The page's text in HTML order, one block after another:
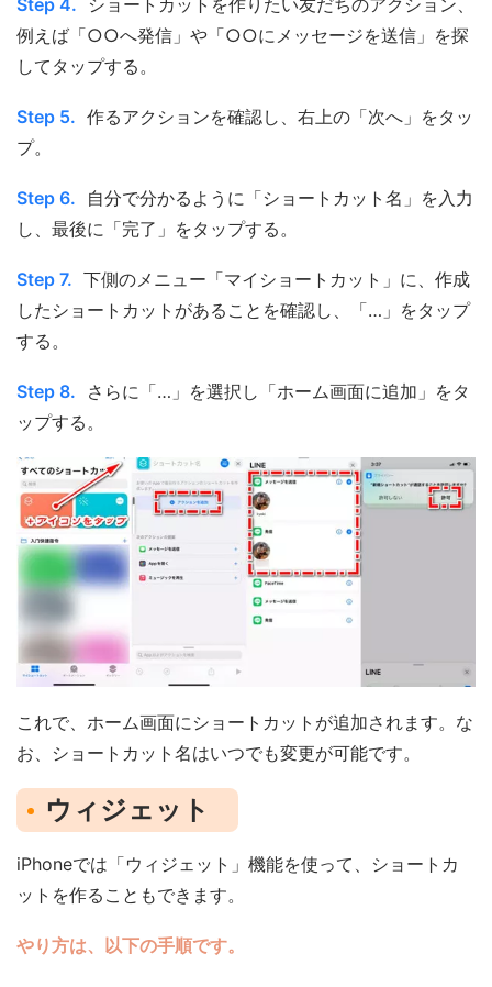
Step 4.
ショートカットを作りたい友だちのアクション、
例えば「○○へ発信」や「○○にメッセージを送信」を探
してタップする。
Step 5. 作るアクションを確認し、右上の「次へ」をタッ
プ。
Step 6.
自分で分かるように「ショートカット名」を入力
し、最後に「完了」をタップする。
Step 7. 下側のメニュー「マイショートカット」に、作成
したショートカットがあることを確認し、「…」をタップ
する。
Step 8.
さらに「…」を選択し「ホーム画面に追加」をタ
ップする。
これで、ホーム画面にショートカットが追加されます。な
お、ショートカット名はいつでも変更が可能です。
ウィジェット
iPhoneでは「ウィジェット」機能を使って、ショートカ
ットを作ることもできます。
やり方は、以下の手順です。